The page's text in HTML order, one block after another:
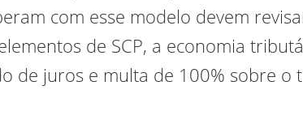
com esse modelo devem
de SCP, a economia
de juros e multa de 100% sobre o